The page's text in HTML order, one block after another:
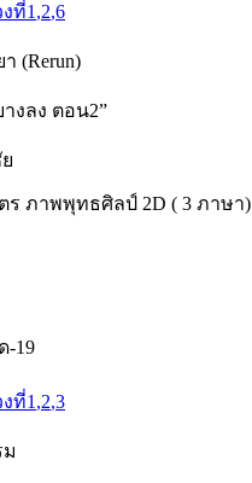
ที่1 ,2,6
(Rerun)
งลง ตอน2”
ภาพพุทธศิลป์ 2D ( 3 ภาษา)
-19
ที่1 ,2,3